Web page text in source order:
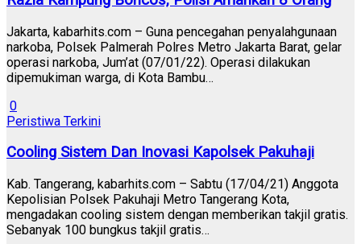
Jakarta, kabarhits.com – Guna pencegahan penyalahgunaan
narkoba, Polsek Palmerah Polres Metro Jakarta Barat, gelar
operasi narkoba, Jum’at (07/01/22). Operasi dilakukan
dipemukiman warga, di Kota Bambu…
0
Peristiwa Terkini
Cooling Sistem Dan Inovasi Kapolsek Pakuhaji
Kab. Tangerang, kabarhits.com – Sabtu (17/04/21) Anggota
Kepolisian Polsek Pakuhaji Metro Tangerang Kota,
mengadakan cooling sistem dengan memberikan takjil gratis.
Sebanyak 100 bungkus takjil gratis…